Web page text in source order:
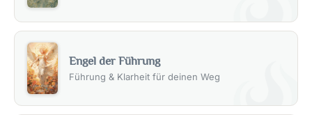
Engel der Führung
Führung & Klarheit für deinen Weg